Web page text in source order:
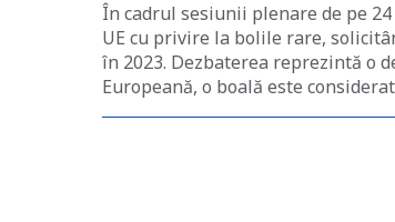
În cadrul sesiunii plenare de pe
UE cu privire la bolile rare,
în 2023. Dezbaterea reprezintă o
Europeană, o boală este